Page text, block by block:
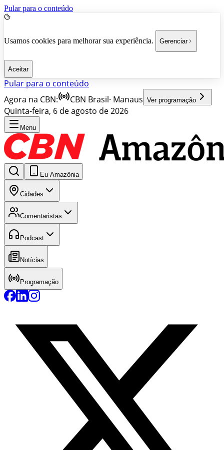
Pular para o conteúdo
Usamos cookies para melhorar sua experiência. Gerenciar
Aceitar
Pular para o conteúdo
Agora na CBN:
CBN Brasil· Manaus Ver programação
Quinta-feira, 6 de agosto de 2026
Menu
Eu Amazônia
Cidades
Comentaristas
Podcast
Notícias
Programação